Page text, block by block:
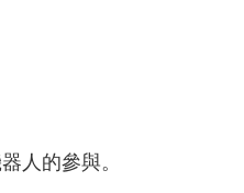
人的參與。